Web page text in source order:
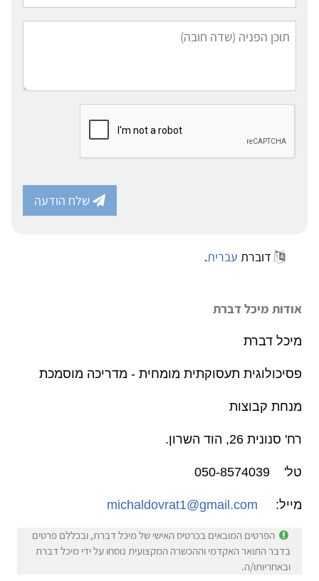
שלח הודעה
דוברת עברית.
אודות מיכל דברת
מיכל דברת
פסיכולוגית תעסוקתית מומחית - מדריכה מוסמכת
מנחת קבוצות
רח' סנונית 26, הוד השרון.
טל' 050-8574039
מייל: michaldovrat1@gmail.com
הפרטים המובאים בכרטיס האישי של מיכל דברת, ובכללם פרטים
בדבר התואר האקדמי וההכשרה המקצועית נוסחו על ידי מיכל דברת
ובאחריותו/ה.